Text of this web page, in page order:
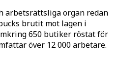
arbetsrättsliga organ redan
brutit mot lagen i
650 butiker röstat för
över 12 000 arbetare.